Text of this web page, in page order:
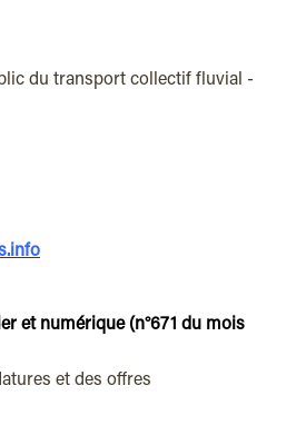
du transport collectif fluvial -
et numérique (n°671 du mois
et des offres